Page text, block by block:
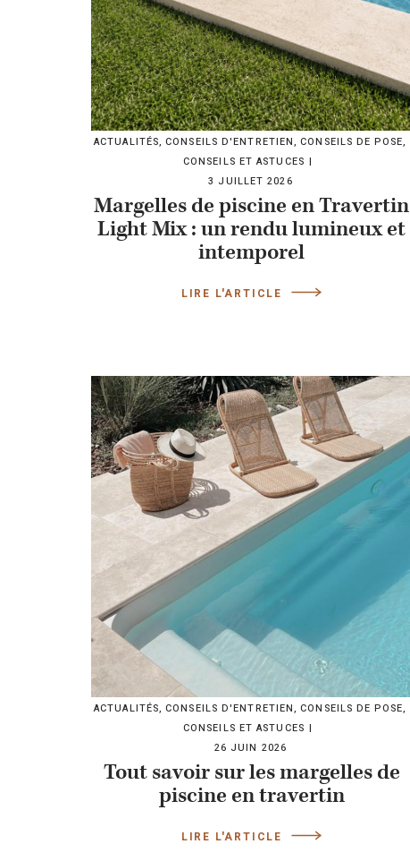
ACTUALITÉS, CONSEILS D'ENTRETIEN, CONSEILS DE POSE,
CONSEILS ET ASTUCES
3 JUILLET 2026
Margelles de piscine en Travertin
Light Mix : un rendu lumineux et
intemporel
LIRE L'ARTICLE
ACTUALITÉS, CONSEILS D'ENTRETIEN, CONSEILS DE POSE,
CONSEILS ET ASTUCES
26 JUIN 2026
Tout savoir sur les margelles de
piscine en travertin
LIRE L'ARTICLE